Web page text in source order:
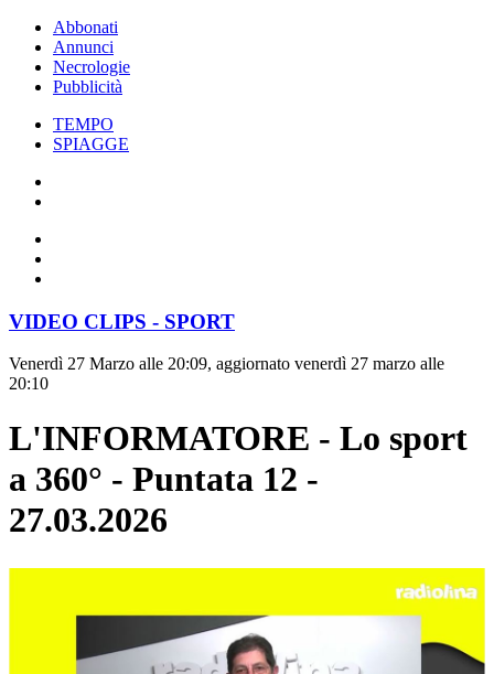
Abbonati
Annunci
Necrologie
Pubblicità
TEMPO
SPIAGGE
VIDEO CLIPS - SPORT
Venerdì 27 Marzo alle 20:09, aggiornato venerdì 27 marzo alle
20:10
L'INFORMATORE - Lo sport
a 360° - Puntata 12 -
27.03.2026